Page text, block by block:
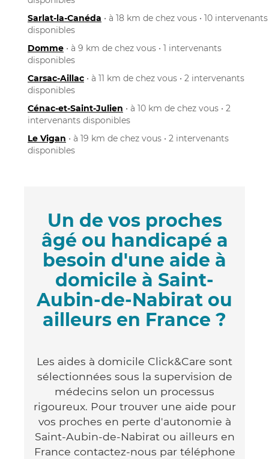
Sarlat-la-Canéda • à 18 km de chez vous • 10 intervenants
disponibles
Domme • à 9 km de chez vous • 1 intervenants
disponibles
Carsac-Aillac • à 11 km de chez vous • 2 intervenants
disponibles
Cénac-et-Saint-Julien • à 10 km de chez vous • 2
intervenants disponibles
Le Vigan • à 19 km de chez vous • 2 intervenants
disponibles
Un de vos proches
âgé ou handicapé a
besoin d'une aide à
domicile à Saint-
Aubin-de-Nabirat ou
ailleurs en France ?
Les aides à domicile Click&Care sont
sélectionnées sous la supervision de
médecins selon un processus
rigoureux. Pour trouver une aide pour
vos proches en perte d'autonomie à
Saint-Aubin-de-Nabirat ou ailleurs en
France contactez-nous par téléphone